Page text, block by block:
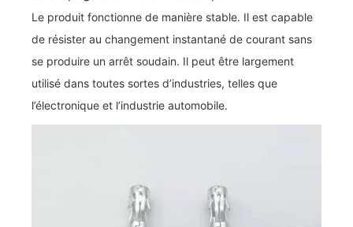
Le produit fonctionne de manière stable. Il est capable
de résister au changement instantané de courant sans
se produire un arrêt soudain. Il peut être largement
utilisé dans toutes sortes d’industries, telles que
l’électronique et l’industrie automobile.